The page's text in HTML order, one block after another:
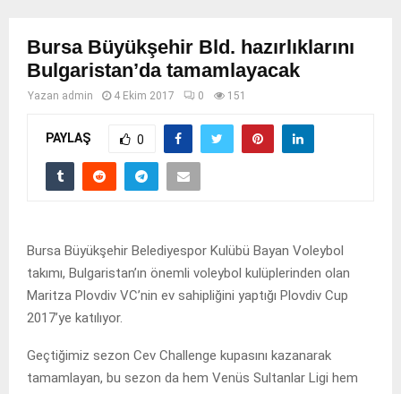
Bursa Büyükşehir Bld. hazırlıklarını
Bulgaristan’da tamamlayacak
Yazan admin 4 Ekim 2017 0 151
PAYLAŞ 0
Bursa Büyükşehir Belediyespor Kulübü Bayan Voleybol
takımı, Bulgaristan’ın önemli voleybol kulüplerinden olan
Maritza Plovdiv VC’nin ev sahipliğini yaptığı Plovdiv Cup
2017’ye katılıyor.
Geçtiğimiz sezon Cev Challenge kupasını kazanarak
tamamlayan, bu sezon da hem Venüs Sultanlar Ligi hem